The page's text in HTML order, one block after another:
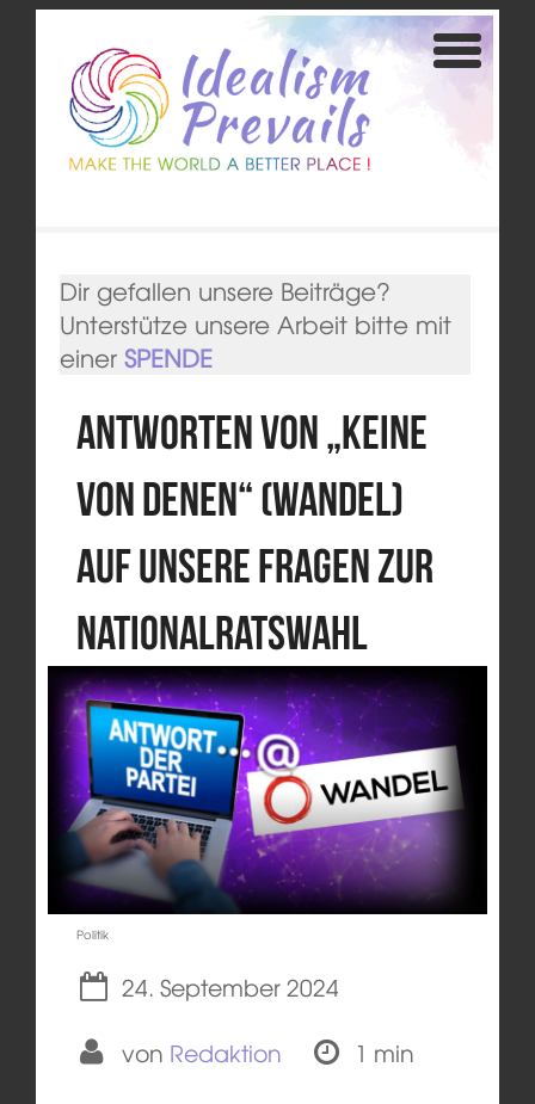
Dir gefallen unsere Beiträge?
Unterstütze unsere Arbeit bitte mit
einer SPENDE
Antworten von „Keine
von denen“ (Wandel)
auf unsere Fragen zur
Nationalratswahl
Politik
24. September 2024
von Redaktion 1 min